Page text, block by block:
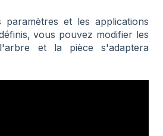
paramètres et les applications
vous pouvez modifier les
et la pièce s'adaptera